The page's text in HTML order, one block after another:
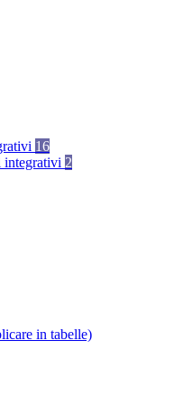
16
integrativi 2
in tabelle)